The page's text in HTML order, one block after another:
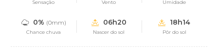
Sensação Vento Umidade
0% (0mm)
Chance chuva
06h20
Nascer do sol
18h14
Pôr do sol